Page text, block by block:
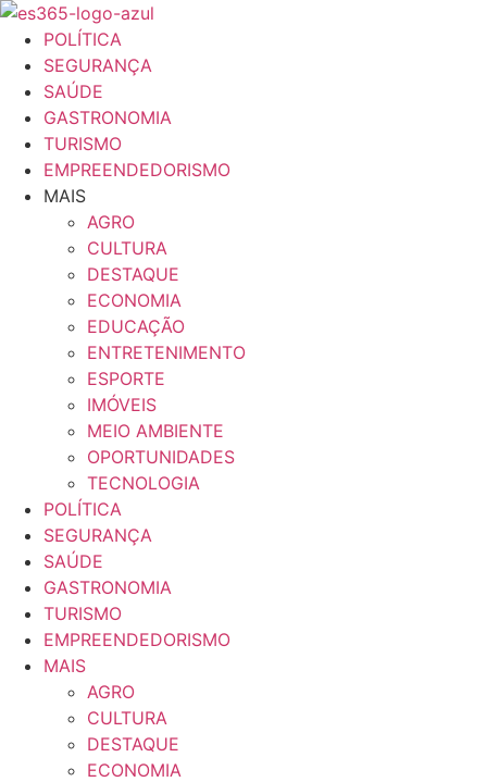
Ir
para
conteúdo
POLÍTICA
SEGURANÇA
SAÚDE
GASTRONOMIA
TURISMO
EMPREENDEDORISMO
MAIS
AGRO
CULTURA
DESTAQUE
ECONOMIA
EDUCAÇÃO
ENTRETENIMENTO
ESPORTE
IMÓVEIS
MEIO AMBIENTE
OPORTUNIDADES
TECNOLOGIA
POLÍTICA
SEGURANÇA
SAÚDE
GASTRONOMIA
TURISMO
EMPREENDEDORISMO
MAIS
AGRO
CULTURA
DESTAQUE
ECONOMIA